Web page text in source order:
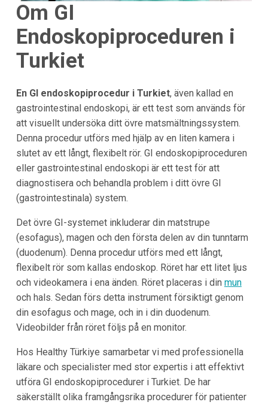
Om GI
Endoskopiproceduren i
Turkiet
En GI endoskopiprocedur i Turkiet, även kallad en
gastrointestinal endoskopi, är ett test som används för
att visuellt undersöka ditt övre matsmältningssystem.
Denna procedur utförs med hjälp av en liten kamera i
slutet av ett långt, flexibelt rör. GI endoskopiproceduren
eller gastrointestinal endoskopi är ett test för att
diagnostisera och behandla problem i ditt övre GI
(gastrointestinala) system.
Det övre GI-systemet inkluderar din matstrupe
(esofagus), magen och den första delen av din tunntarm
(duodenum). Denna procedur utförs med ett långt,
flexibelt rör som kallas endoskop. Röret har ett litet ljus
och videokamera i ena änden. Röret placeras i din mun
och hals. Sedan förs detta instrument försiktigt genom
din esofagus och mage, och in i din duodenum.
Videobilder från röret följs på en monitor.
Hos Healthy Türkiye samarbetar vi med professionella
läkare och specialister med stor expertis i att effektivt
utföra GI endoskopiprocedurer i Turkiet. De har
säkerställt olika framgångsrika procedurer för patienter